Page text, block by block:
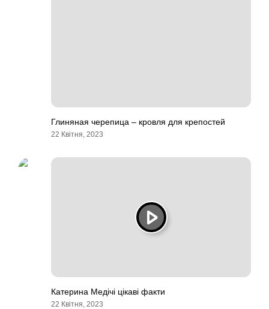
Глиняная черепица – кровля для крепостей
22 Квітня, 2023
Катерина Медічі цікаві факти
22 Квітня, 2023